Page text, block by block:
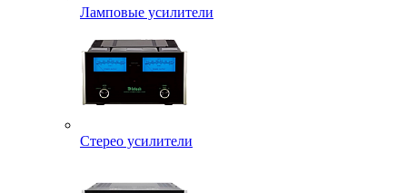
Ламповые усилители
Стерео усилители